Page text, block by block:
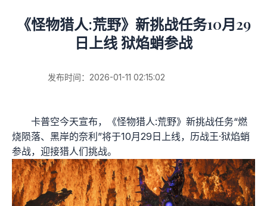
《怪物猎人:荒野》新挑战任务10月29
日上线 狱焰蛸参战
发布时间：2026-01-11 02:15:02
卡普空今天宣布，《怪物猎人:荒野》新挑战任务“燃
烧陨落、黑岸的奈利”将于10月29日上线，历战王·狱焰蛸
参战，迎接猎人们挑战。